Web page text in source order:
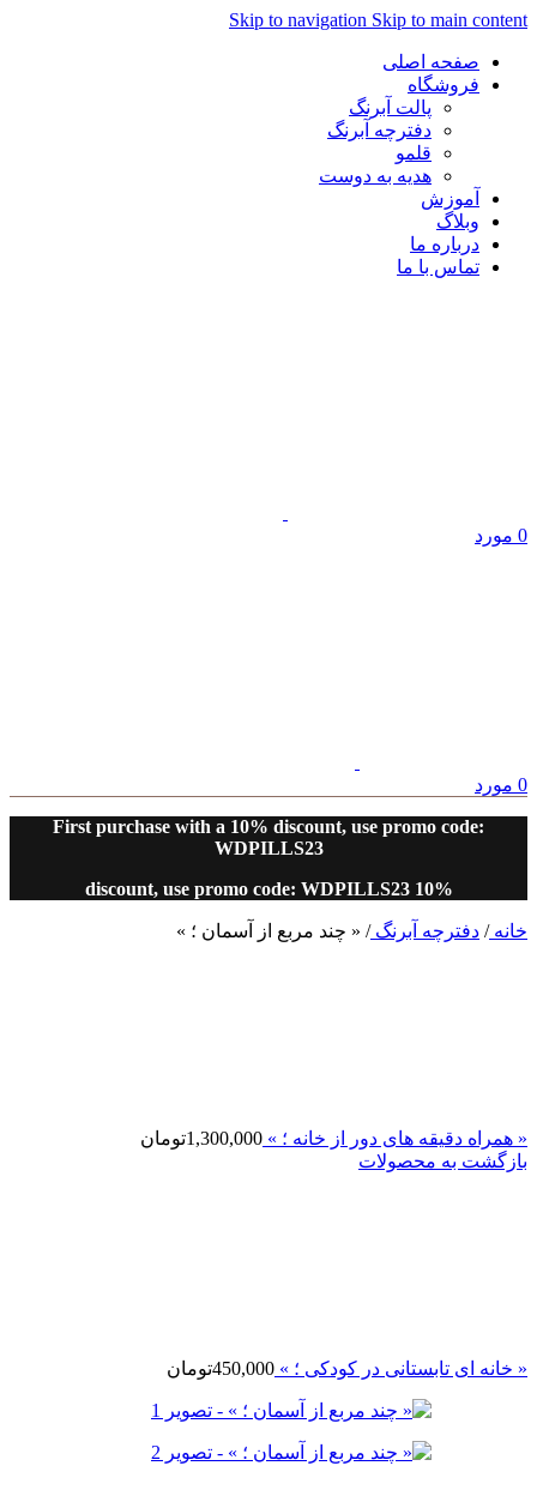
Skip to navigation Skip to main content
صفحه اصلی
فروشگاه
پالت آبرنگ
دفترچه آبرنگ
قلمو
هدیه به دوست
آموزش
وبلاگ
درباره ما
تماس با ما
0 مورد
0 مورد
First purchase with a 10% discount, use promo code:
WDPILLS23
10% discount, use promo code: WDPILLS23
خانه/ دفترچه آبرنگ/ « چند مربع از آسمان ؛ »
« همراه دقیقه های دور از خانه ؛ » 1,300,000تومان
بازگشت به محصولات
« خانه ای تابستانی در کودکی ؛ » 450,000تومان